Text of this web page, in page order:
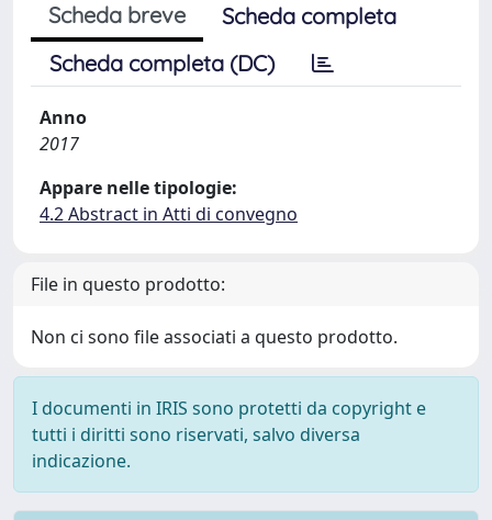
Scheda breve
Scheda completa
Scheda completa (DC)
Anno
2017
Appare nelle tipologie:
4.2 Abstract in Atti di convegno
File in questo prodotto:
Non ci sono file associati a questo prodotto.
I documenti in IRIS sono protetti da copyright e
tutti i diritti sono riservati, salvo diversa
indicazione.